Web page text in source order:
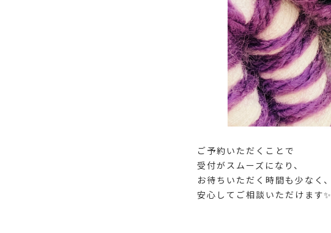
ご予約いただくことで
受付がスムーズになり、
お待ちいただく時間も少なく、
安心してご相談いただけます✨